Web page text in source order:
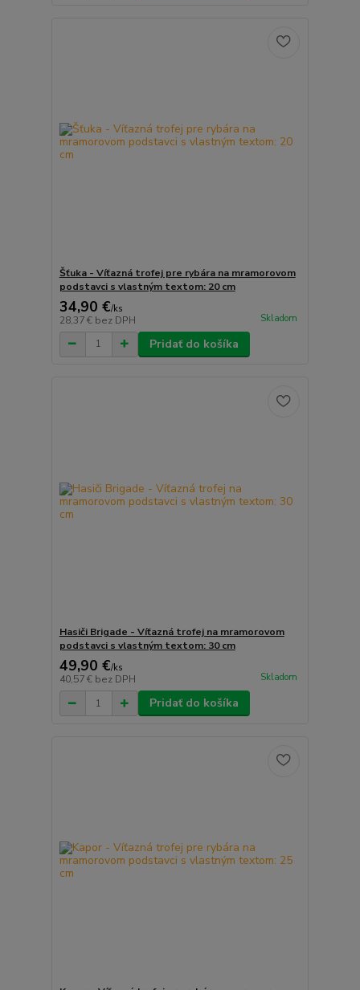
Šťuka - Víťazná trofej pre rybára na mramorovom
podstavci s vlastným textom: 20 cm
34,90 €/ks
28,37 € bez DPH Skladom
Pridať do košíka
Hasiči Brigade - Víťazná trofej na mramorovom
podstavci s vlastným textom: 30 cm
49,90 €/ks
40,57 € bez DPH Skladom
Pridať do košíka